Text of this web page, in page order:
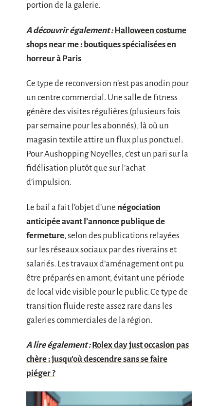
portion de la galerie.
A découvrir également : Halloween costume
shops near me : boutiques spécialisées en
horreur à Paris
Ce type de reconversion n’est pas anodin pour
un centre commercial. Une salle de fitness
génère des visites régulières (plusieurs fois
par semaine pour les abonnés), là où un
magasin textile attire un flux plus ponctuel.
Pour Aushopping Noyelles, c’est un pari sur la
fidélisation plutôt que sur l’achat
d’impulsion.
Le bail a fait l’objet d’une négociation
anticipée avant l’annonce publique de
fermeture, selon des publications relayées
sur les réseaux sociaux par des riverains et
salariés. Les travaux d’aménagement ont pu
être préparés en amont, évitant une période
de local vide visible pour le public. Ce type de
transition fluide reste assez rare dans les
galeries commerciales de la région.
A lire également : Rolex day just occasion pas
chère : jusqu'où descendre sans se faire
piéger ?